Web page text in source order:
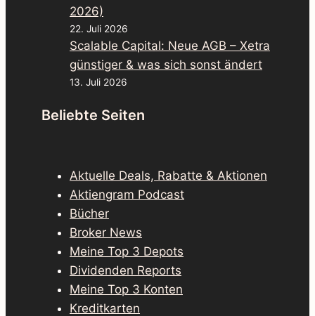
2026)
22. Juli 2026
Scalable Capital: Neue AGB – Xetra
günstiger & was sich sonst ändert
13. Juli 2026
Beliebte Seiten
Aktuelle Deals, Rabatte & Aktionen
Aktiengram Podcast
Bücher
Broker News
Meine Top 3 Depots
Dividenden Reports
Meine Top 3 Konten
Kreditkarten